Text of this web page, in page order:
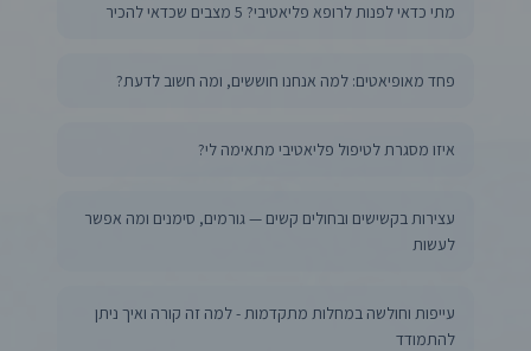
מתי כדאי לפנות לרופא פליאטיבי? 5 מצבים שכדאי להכיר
פחד מאופיאטים: למה אנחנו חוששים, ומה חשוב לדעת?
איזו מסגרת לטיפול פליאטיבי מתאימה לי?
עצירות בקשישים ובחולים קשים — גורמים, סימנים ומה אפשר
לעשות
עייפות וחולשה במחלות מתקדמות - למה זה קורה ואיך ניתן
להתמודד